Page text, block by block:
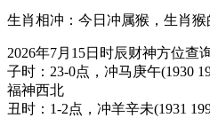
生肖相冲：今日冲属猴，生肖猴
2026年7月15日时辰财神方位查
子时：23-0点，冲马庚午(1930
福神西北
丑时：1-2点，冲羊辛未(1931